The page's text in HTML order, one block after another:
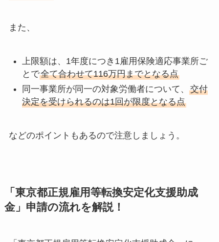
また、
上限額は、1年度につき1雇用保険適応事業所ご
とで全て合わせて116万円までとなる点
同一事業所が同一の対象労働者について、 交付
決定を受けられるのは1回が限度となる点
などのポイントもあるので注意しましょう。
「東京都正規雇用等転換安定化支援助成
金」申請の流れを解説！